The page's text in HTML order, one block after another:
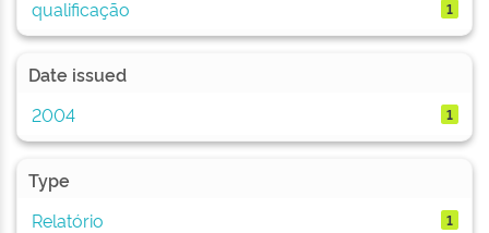
qualificação 1
Date issued
2004
1
Type
Relatório
1